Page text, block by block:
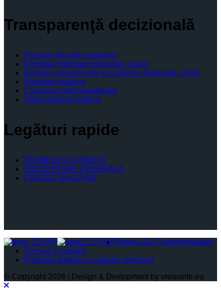
Transparenţă decizională
Proiecte de acte normative
Formular colectare propuneri, opinii
Registru consemnare si analizare propuneri, opinii
Dezbateri publice
Consultari interministeriale
Video Şedinţe publice
Legături rapide
TERMENI ŞI CONDIŢII
PREZENTARE GENERALĂ
CONTACTEAZĂ-NE
Politica De Confidențialitate
Termeni și condiții
Protectia datelor cu caracter personal
© Copyright 2026 | Design & Devlopment by vreausite.eu